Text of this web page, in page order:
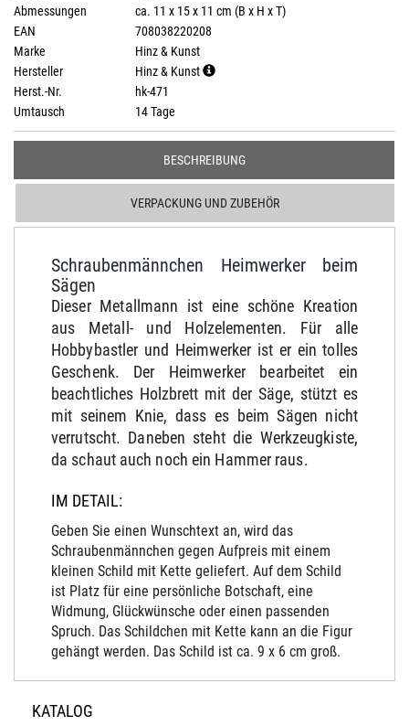
Abmessungen
ca. 11 x 15 x 11 cm (B x H x T)
EAN
708038220208
Marke
Hinz & Kunst
Hersteller
Hinz & Kunst
Herst.-Nr.
hk-471
Umtausch
14 Tage
BESCHREIBUNG
VERPACKUNG UND ZUBEHÖR
Schraubenmännchen Heimwerker beim
Sägen
Dieser Metallmann ist eine schöne Kreation
aus Metall- und Holzelementen. Für alle
Hobbybastler und Heimwerker ist er ein tolles
Geschenk. Der Heimwerker bearbeitet ein
beachtliches Holzbrett mit der Säge, stützt es
mit seinem Knie, dass es beim Sägen nicht
verrutscht. Daneben steht die Werkzeugkiste,
da schaut auch noch ein Hammer raus.
IM DETAIL:
Geben Sie einen Wunschtext an, wird das
Schraubenmännchen gegen Aufpreis mit einem
kleinen Schild mit Kette geliefert. Auf dem Schild
ist Platz für eine persönliche Botschaft, eine
Widmung, Glückwünsche oder einen passenden
Spruch. Das Schildchen mit Kette kann an die Figur
gehängt werden. Das Schild ist ca. 9 x 6 cm groß.
KATALOG